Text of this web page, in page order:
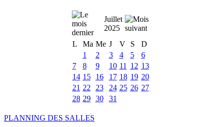
Juillet
2025
L
Ma Me J V S
D
1
2 3 4 5
6
7
8 9 10 11 12 13
14 15 16 17 18 19 20
21 22 23 24 25 26 27
28 29 30 31
PLANNING DES SALLES